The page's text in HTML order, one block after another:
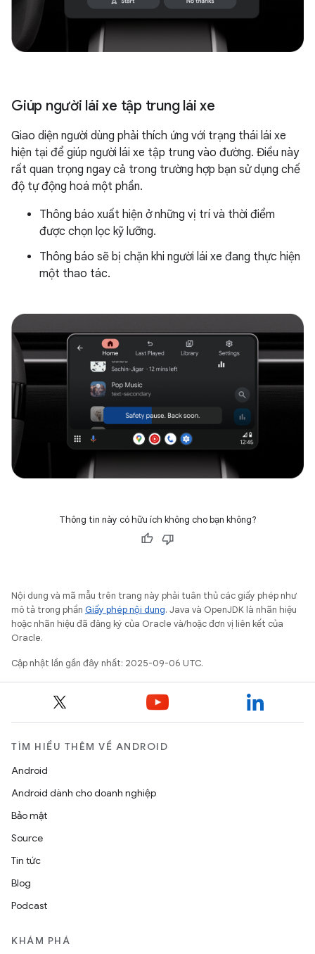
Giúp người lái xe tập trung lái xe
Giao diện người dùng phải thích ứng với trạng thái lái xe
hiện tại để giúp người lái xe tập trung vào đường. Điều này
rất quan trọng ngay cả trong trường hợp bạn sử dụng chế
độ tự động hoá một phần.
Thông báo xuất hiện ở những vị trí và thời điểm
được chọn lọc kỹ lưỡng.
Thông báo sẽ bị chặn khi người lái xe đang thực hiện
một thao tác.
Thông tin này có hữu ích không cho bạn không?
Nội dung và mã mẫu trên trang này phải tuân thủ các giấy phép như
mô tả trong phần Giấy phép nội dung. Java và OpenJDK là nhãn hiệu
hoặc nhãn hiệu đã đăng ký của Oracle và/hoặc đơn vị liên kết của
Oracle.
Cập nhật lần gần đây nhất: 2025-09-06 UTC.
TÌM HIỂU THÊM VỀ ANDROID
Android
Android dành cho doanh nghiệp
Bảo mật
Source
Tin tức
Blog
Podcast
KHÁM PHÁ